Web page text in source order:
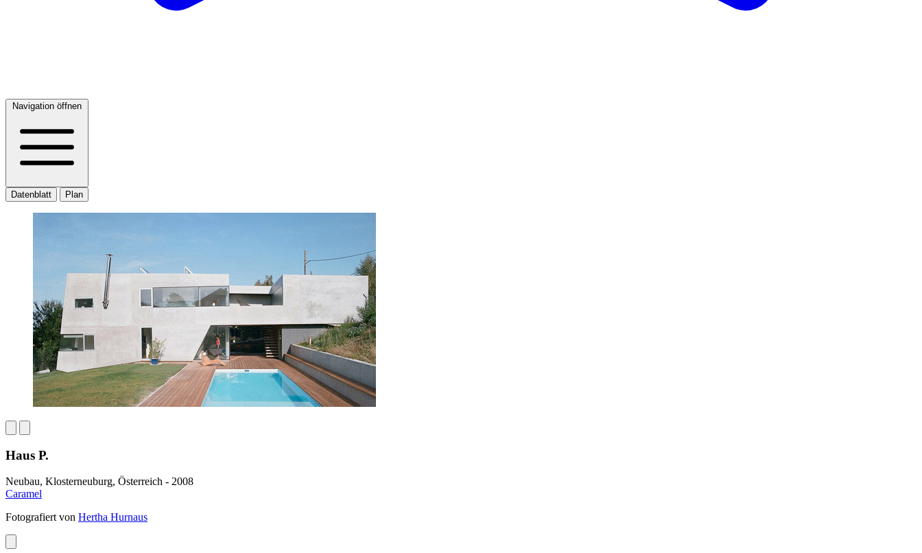
Navigation öffnen
Datenblatt Plan
Haus P.
Neubau, Klosterneuburg, Österreich - 2008
Caramel
Fotografiert von Hertha Hurnaus